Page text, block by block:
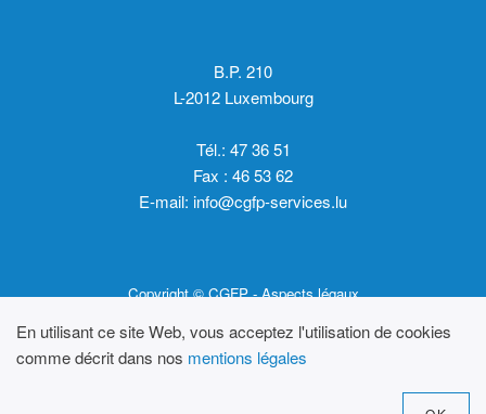
B.P. 210
L-2012 Luxembourg
Tél.: 47 36 51
Fax : 46 53 62
E-mail: info@cgfp-services.lu
Copyright © CGFP -Aspects légaux
En utilisant ce site Web, vous acceptez l'utilisation de cookies
comme décrit dans nos mentions légales